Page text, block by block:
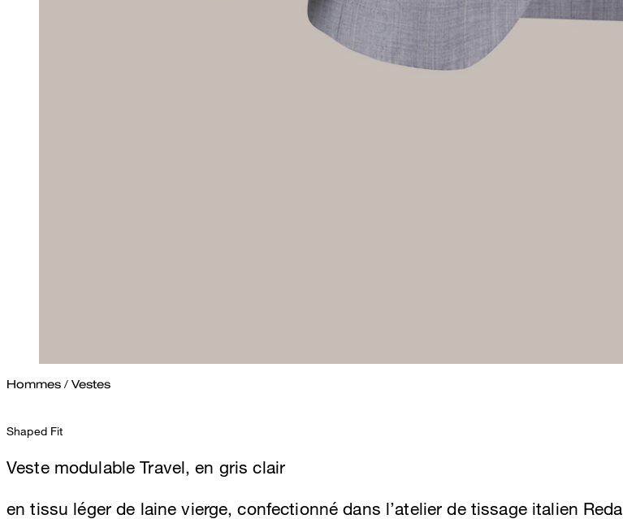
Hommes / Vestes
Shaped Fit
Veste modulable Travel, en gris clair
en tissu léger de laine vierge, confectionné dans l’atelier de tissage italien Reda